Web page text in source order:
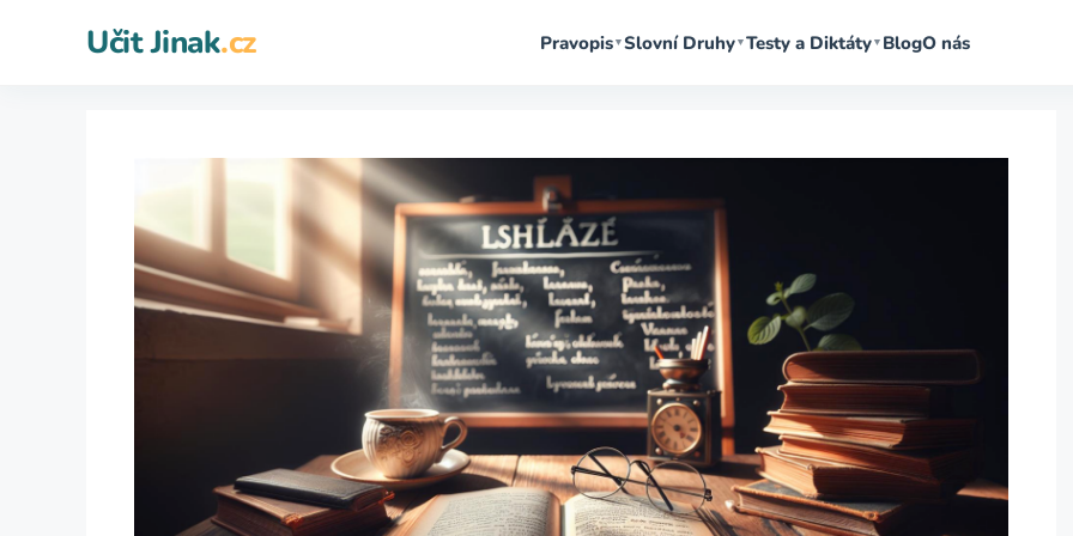
Učit Jinak.cz Pravopis▼Slovní Druhy▼Testy a Diktáty▼ BlogO nás